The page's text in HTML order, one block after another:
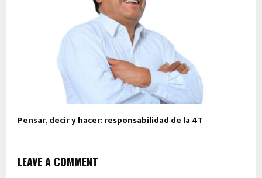
Pensar, decir y hacer: responsabilidad de la 4T
LEAVE A COMMENT